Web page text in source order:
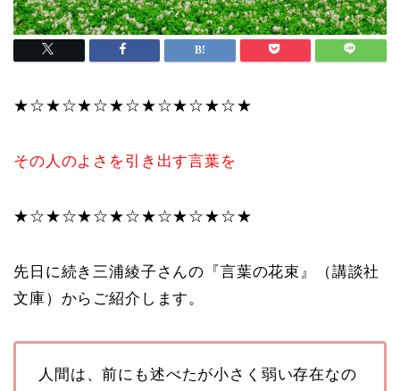
★☆★☆★☆★☆★☆★☆★☆★
その人のよさを引き出す言葉を
★☆★☆★☆★☆★☆★☆★☆★
先日に続き三浦綾子さんの『言葉の花束』（講談社
文庫）からご紹介します。
人間は、前にも述べたが小さく弱い存在なの